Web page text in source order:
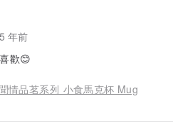
5 年前
歡😊
情品茗系列 小食馬克杯 Mug